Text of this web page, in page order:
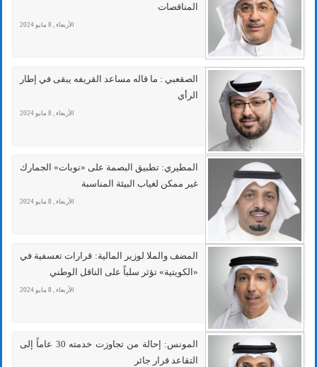
المناقصات
الأربعاء , 8 مايو 2024
الصقعبي : ما قاله مساعد القريفه يبقى في إطار
الرأي
الأربعاء , 8 مايو 2024
المطيري: تطبيق البصمة على «نوبات» الجمارك
غير ممكن لغياب البيئة المناسبة
الأربعاء , 8 مايو 2024
المضف والملا لوزير المالية: قرارات تعسفية في
«الكويتية» تؤثر سلباً على الناقل الوطني
الأربعاء , 8 مايو 2024
المونس: إحالة من تجاوزت خدمته 30 عاماً إلى
التقاعد قرار جائر